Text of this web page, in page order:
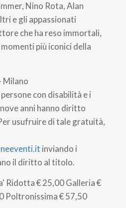
Nino Rota, Alan
e gli appassionati
che ha reso immortali,
più iconici della
Milano
con disabilità e i
anni hanno diritto
usufruire di tale gratuità,
inviando i
il diritto al titolo.
Ridotta€ 25,00Galleria€
Poltronissima€ 57,50